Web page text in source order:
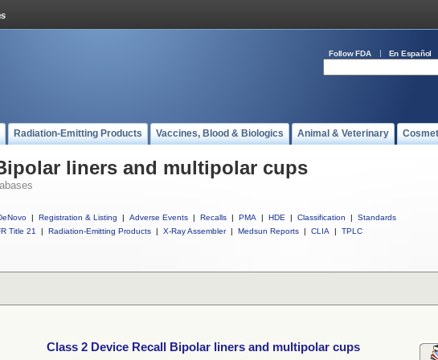
Follow FDA En Español
Radiation-Emitting Products Vaccines, Blood & Biologics Animal & Veterinary
liners and multipolar cups
| Registration & Listing | Adverse Events | Recalls | PMA | HDE | Classification |
Standards
Title 21
| Radiation-Emitting Products | X-Ray Assembler | Medsun Reports | CLIA | TPLC
Class 2 Device Recall Bipolar liners and multipolar cups